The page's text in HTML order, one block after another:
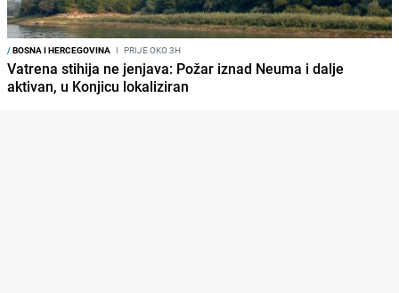
/BOSNA I HERCEGOVINA I PRIJE OKO 3H
Vatrena stihija ne jenjava: Požar iznad Neuma i dalje
aktivan, u Konjicu lokaliziran